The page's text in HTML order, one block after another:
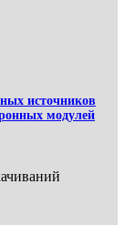
источников
модулей